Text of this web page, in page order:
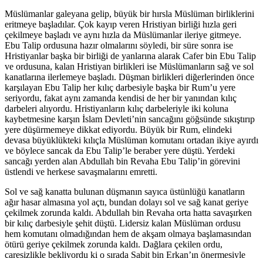
Müslümanlar galeyana gelip, büyük bir hırsla Müslüman birliklerini
eritmeye başladılar. Çok kayıp veren Hristiyan birliği hızla geri
çekilmeye başladı ve aynı hızla da Müslümanlar ileriye gitmeye.
Ebu Talip ordusuna hazır olmalarını söyledi, bir süre sonra ise
Hristiyanlar başka bir birliği de yanlarına alarak Cafer bin Ebu Talip
ve ordusuna, kalan Hristiyan birlikleri ise Müslümanların sağ ve sol
kanatlarına ilerlemeye başladı. Düşman birlikleri diğerlerinden önce
karşılayan Ebu Talip her kılıç darbesiyle başka bir Rum’u yere
seriyordu, fakat aynı zamanda kendisi de her bir yanından kılıç
darbeleri alıyordu. Hristiyanların kılıç darbeleriyle iki koluna
kaybetmesine karşın İslam Devleti’nin sancağını göğsünde sıkıştırıp
yere düşürmemeye dikkat ediyordu. Büyük bir Rum, elindeki
devasa büyüklükteki kılıçla Müslüman komutanı ortadan ikiye ayırdı
ve böylece sancak da Ebu Talip’le beraber yere düştü. Yerdeki
sancağı yerden alan Abdullah bin Revaha Ebu Talip’in görevini
üstlendi ve herkese savaşmalarını emretti.
Sol ve sağ kanatta bulunan düşmanın sayıca üstünlüğü kanatların
ağır hasar almasına yol açtı, bundan dolayı sol ve sağ kanat geriye
çekilmek zorunda kaldı. Abdullah bin Revaha orta hatta savaşırken
bir kılıç darbesiyle şehit düştü. Lidersiz kalan Müslüman ordusu
hem komutanı olmadığından hem de akşam olmaya başlamasından
ötürü geriye çekilmek zorunda kaldı. Dağlara çekilen ordu,
çaresizlikle bekliyordu ki o sırada Sabit bin Erkan’ın önermesiyle